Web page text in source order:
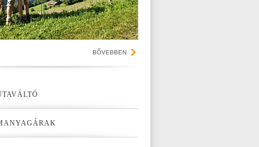
BŐVEBBEN